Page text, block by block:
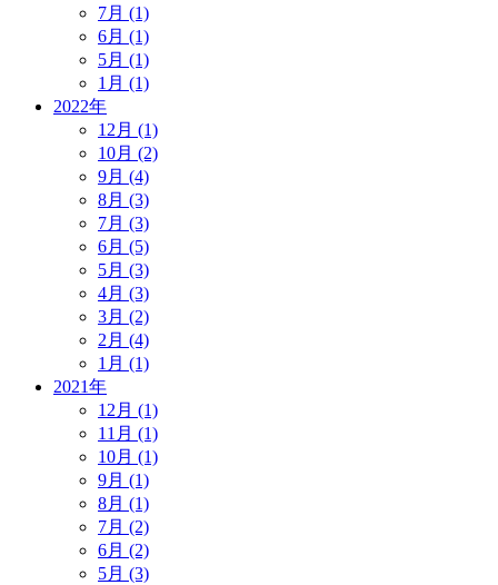
7月 (1)
6月 (1)
5月 (1)
1月 (1)
2022年
12月 (1)
10月 (2)
9月 (4)
8月 (3)
7月 (3)
6月 (5)
5月 (3)
4月 (3)
3月 (2)
2月 (4)
1月 (1)
2021年
12月 (1)
11月 (1)
10月 (1)
9月 (1)
8月 (1)
7月 (2)
6月 (2)
5月 (3)